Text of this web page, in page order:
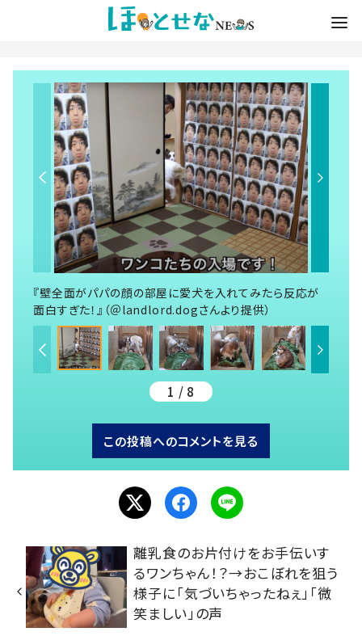
『壁全面がパパの顔の部屋に愛犬を入れてみたら反応が
面白すぎた！』（＠landlord.dogさんより提供）
1 / 8
この投稿へのコメントを見る
離乳食のお片付けをお手伝いす
るワンちゃん！？→おこぼれを狙う
様子に「気づいちゃったねぇ」「微
笑ましい」の声